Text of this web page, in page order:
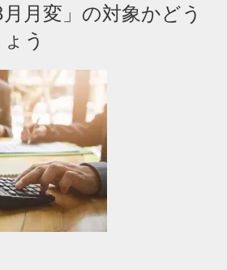
月月変」の対象かどう
う